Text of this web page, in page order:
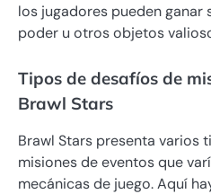
los jugadores pueden ganar
poder u otros objetos
Tipos de desafíos de
Brawl Stars
Brawl Stars presenta varios
misiones de eventos que
mecánicas de juego. Aquí